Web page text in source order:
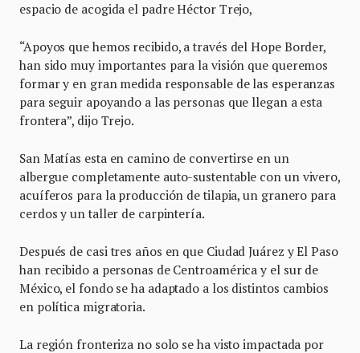
espacio de acogida el padre Héctor Trejo,
“Apoyos que hemos recibido, a través del Hope Border,
han sido muy importantes para la visión que queremos
formar y en gran medida responsable de las esperanzas
para seguir apoyando a las personas que llegan a esta
frontera”, dijo Trejo.
San Matías esta en camino de convertirse en un
albergue completamente auto-sustentable con un vivero,
acuíferos para la producción de tilapia, un granero para
cerdos y un taller de carpintería.
Después de casi tres años en que Ciudad Juárez y El Paso
han recibido a personas de Centroamérica y el sur de
México, el fondo se ha adaptado a los distintos cambios
en política migratoria.
La región fronteriza no solo se ha visto impactada por